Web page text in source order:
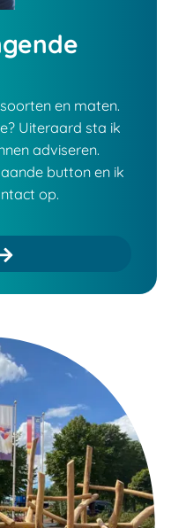
en maten.
Uiteraard sta ik
adviseren.
button en ik
op.